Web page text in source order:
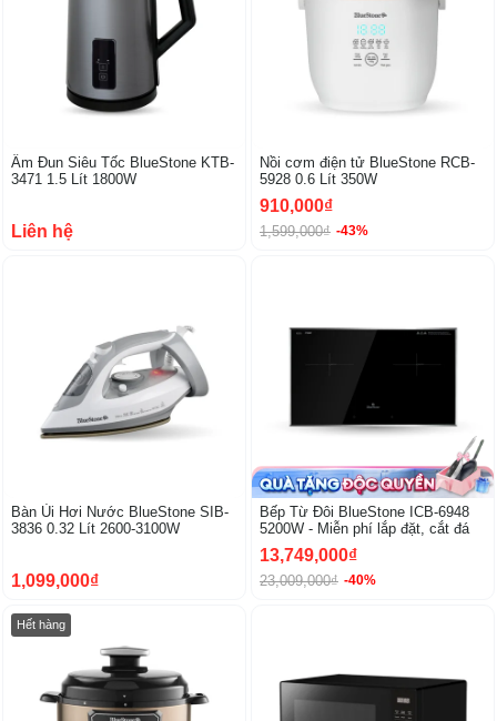
Ấm Đun Siêu Tốc BlueStone KTB-
3471 1.5 Lít 1800W
Liên hệ
Nồi cơm điện tử BlueStone RCB-
5928 0.6 Lít 350W
910,000₫
1,599,000₫ -43%
Bàn Ủi Hơi Nước BlueStone SIB-
3836 0.32 Lít 2600-3100W
1,099,000₫
Bếp Từ Đôi BlueStone ICB-6948
5200W - Miễn phí lắp đặt, cắt đá
13,749,000₫
23,009,000₫ -40%
Hết hàng